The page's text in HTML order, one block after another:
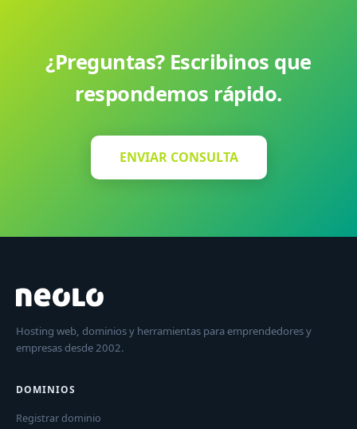
¿Preguntas? Escribinos que
respondemos rápido.
ENVIAR CONSULTA
Hosting web, dominios y herramientas para emprendedores y
empresas desde 2002.
DOMINIOS
Registrar dominio